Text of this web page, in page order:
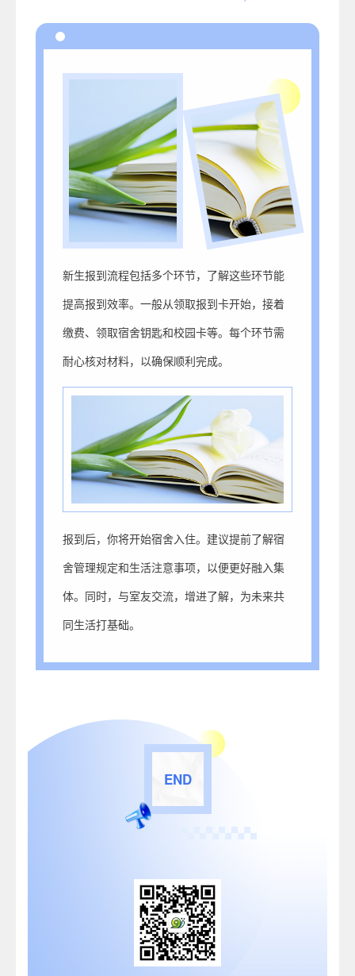
新生报到流程包括多个环节，了解这些环节能
提高报到效率。一般从领取报到卡开始，接着
缴费、领取宿舍钥匙和校园卡等。每个环节需
耐心核对材料，以确保顺利完成。
报到后，你将开始宿舍入住。建议提前了解宿
舍管理规定和生活注意事项，以便更好融入集
体。同时，与室友交流，增进了解，为未来共
同生活打基础。
END